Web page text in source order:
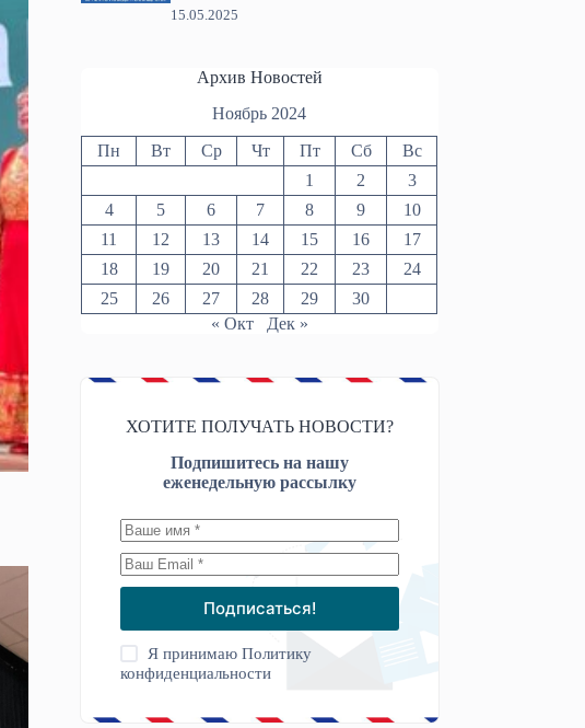
15.05.2025
Архив Новостей
Ноябрь 2024
Пн Вт Ср Чт Пт Сб
Вс
1
2
3
4
5 6 7 8 9
10
11
12 13 14 15 16
17
18
19 20 21 22 23
24
25
26 27 28 29
30
« Окт
Дек »
ХОТИТЕ ПОЛУЧАТЬ НОВОСТИ?
Подпишитесь на нашу
еженедельную рассылку
Подписаться!
Я принимаюПолитику
конфиденциальности